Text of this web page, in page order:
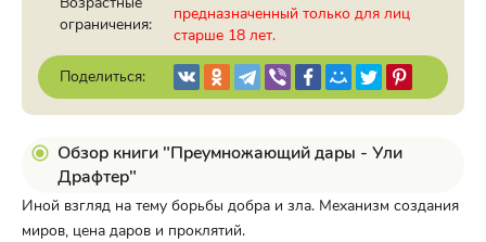
ограничения:
предназначенный только для лиц
старше 18 лет.
Поделиться:
Обзор книги "Преумножающий дары - Ули
Драфтер"
Иной взгляд на тему борьбы добра и зла. Механизм создания
миров, цена даров и проклятий.